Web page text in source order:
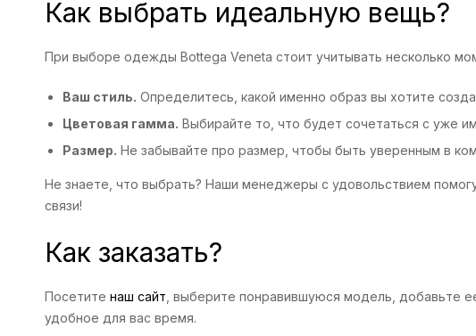
Как выбрать идеальную вещь?
При выборе одежды Bottega Veneta стоит учитывать несколько
Ваш стиль. Определитесь, какой именно образ вы хотите
Цветовая гамма. Выбирайте то, что будет сочетаться с уже
Размер. Не забывайте про размер, чтобы быть уверенным в
Не знаете, что выбрать? Наши менеджеры с удовольствием
связи!
Как заказать?
Посетите наш сайт , выберите понравившуюся модель, добавьте
удобное для вас время.